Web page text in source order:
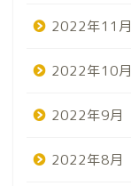
2022年11月
2022年10月
2022年9月
2022年8月